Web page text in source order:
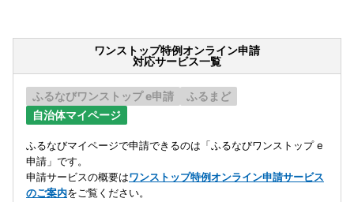
ワンストップ特例オンライン申請
対応サービス一覧
ふるなびワンストップ e申請
ふるまど
自治体マイページ
ふるなびマイページで申請できるのは「ふるなびワンストップ e
申請」です。
申請サービスの概要はワンストップ特例オンライン申請サービス
のご案内をご覧ください。